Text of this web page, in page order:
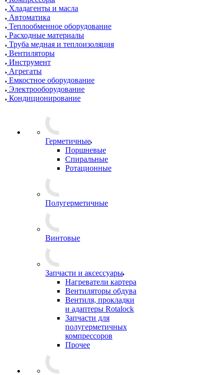
Хладагенты и масла
Автоматика
Теплообменное оборудование
Расходные материалы
Труба медная и теплоизоляция
Вентиляторы
Инструмент
Агрегаты
Емкостное оборудование
Электрооборудование
Кондиционирование
Герметичные
Поршневые
Спиральные
Ротационные
Полугерметичные
Винтовые
Запчасти и аксессуары
Нагреватели картера
Вентиляторы обдува
Вентиля, прокладки
и адаптеры Rotalock
Запчасти для
полугерметичных
компрессоров
Прочее